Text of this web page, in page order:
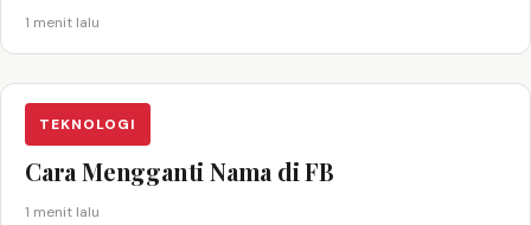
1 menit lalu
TEKNOLOGI
Cara Mengganti Nama di FB
1 menit lalu